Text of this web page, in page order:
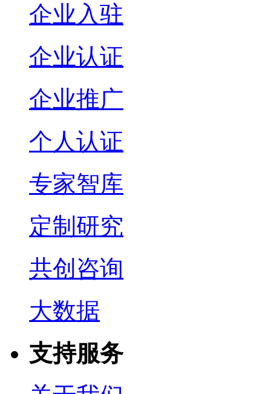
企业入驻
企业认证
企业推广
个人认证
专家智库
定制研究
共创咨询
大数据
支持服务